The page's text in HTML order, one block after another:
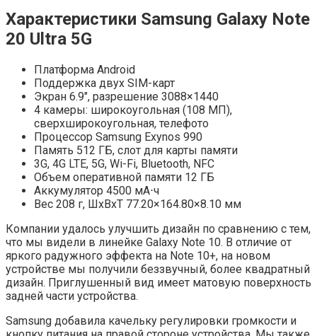
Характеристики Samsung Galaxy Note
20 Ultra 5G
Платформа Android
Поддержка двух SIM-карт
Экран 6.9″, разрешение 3088×1440
4 камеры: широкоугольная (108 МП),
сверхширокоугольная, телефото
Процессор Samsung Exynos 990
Память 512 ГБ, слот для карты памяти
3G, 4G LTE, 5G, Wi-Fi, Bluetooth, NFC
Объем оперативной памяти 12 ГБ
Аккумулятор 4500 мА⋅ч
Вес 208 г, ШxВxТ 77.20×164.80×8.10 мм
Компании удалось улучшить дизайн по сравнению с тем,
что мы видели в линейке Galaxy Note 10. В отличие от
яркого радужного эффекта на Note 10+, на новом
устройстве мы получили беззвучный, более квадратный
дизайн. Приглушенный вид имеет матовую поверхность
задней части устройства.
Samsung добавила качельку регулировки громкости и